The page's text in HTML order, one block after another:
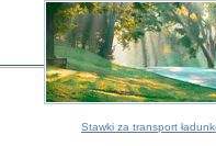
Stawki za transport